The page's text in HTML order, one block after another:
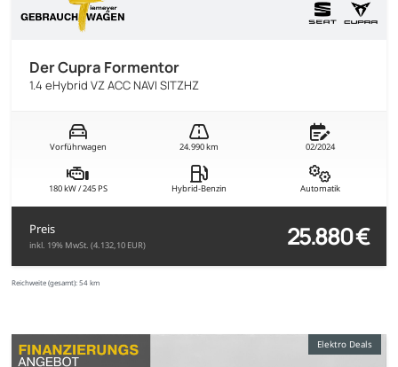
Der Cupra Formentor
1.4 eHybrid VZ ACC NAVI SITZHZ
Vorführwagen 24.990 km 02/2024
180 kW / 245 PS Hybrid-Benzin Automatik
Preis
inkl. 19% MwSt. (4.132,10 EUR) 25.880 €
Reichweite (gesamt): 54 km
Elektro Deals